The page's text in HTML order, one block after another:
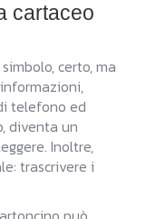
cartaceo
certo, ma
telefono ed
diventa un
Inoltre,
trascrivere i